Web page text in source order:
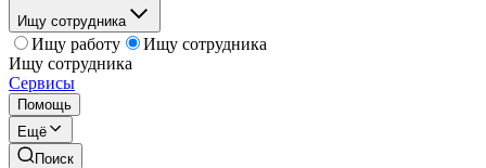
Ищу сотрудника
Ищу работу
Ищу сотрудника
Ищу сотрудника
Сервисы
Помощь
Ещё
Поиск